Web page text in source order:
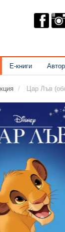
Е-книги
Цар Лъв